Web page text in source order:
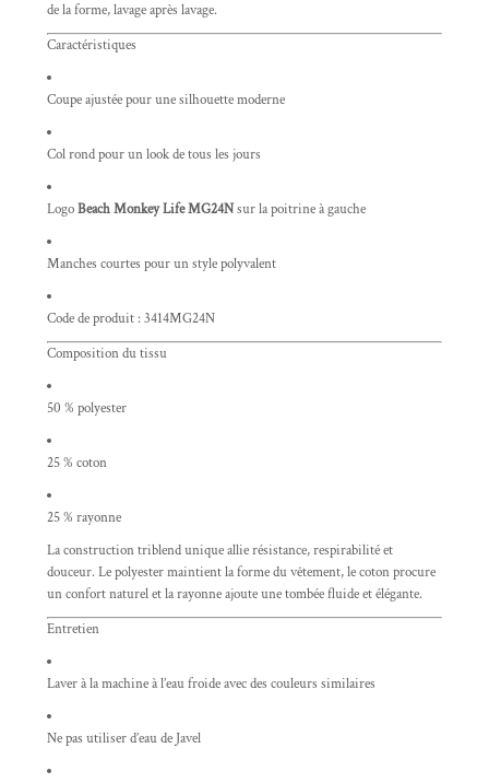
de la forme, lavage après lavage.
Caractéristiques
Coupe ajustée pour une silhouette moderne
Col rond pour un look de tous les jours
LogoBeach Monkey Life MG24Nsur la poitrine à gauche
Manches courtes pour un style polyvalent
Code de produit : 3414MG24N
Composition du tissu
50 % polyester
25 % coton
25 % rayonne
La construction triblend unique allie résistance, respirabilité et
douceur. Le polyester maintient la forme du vêtement, le coton procure
un confort naturel et la rayonne ajoute une tombée fluide et élégante.
Entretien
Laver à la machine à l’eau froide avec des couleurs similaires
Ne pas utiliser d’eau de Javel